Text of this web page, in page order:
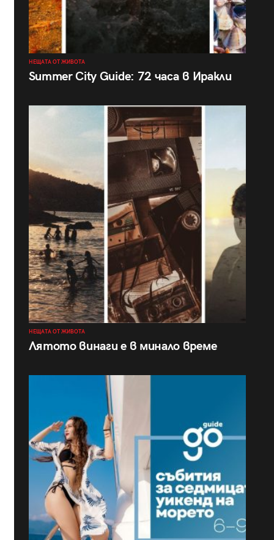
НЕЩАТА ОТ ЖИВОТА
Summer City Guide: 72 часа в Иракли
НЕЩАТА ОТ ЖИВОТА
Лятото винаги е в минало време